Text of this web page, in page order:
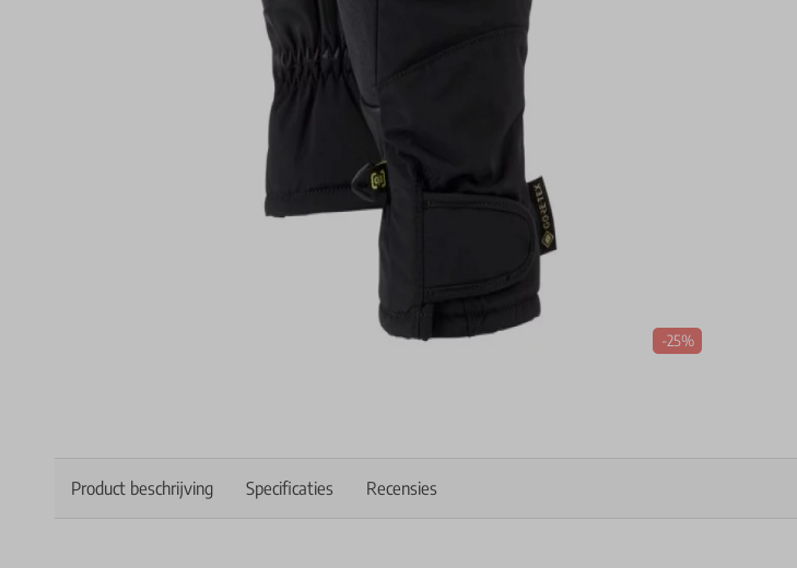
-25%
Product beschrijving Specificaties Recensies